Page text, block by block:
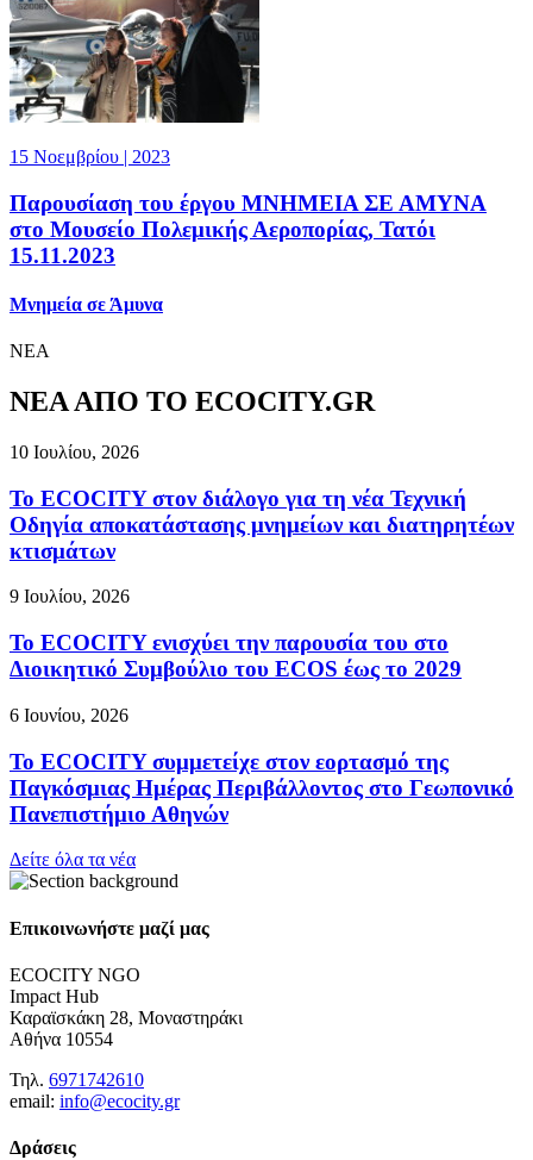
15 Νοεμβρίου | 2023
Παρουσίαση του έργου ΜΝΗΜΕΙΑ ΣΕ ΑΜΥΝΑ
στο Μουσείο Πολεμικής Αεροπορίας, Τατόι
15.11.2023
Μνημεία σε Άμυνα
ΝΕΑ
ΝΕΑ ΑΠΟ ΤΟ ECOCITY.GR
10 Ιουλίου, 2026
Το ECOCITY στον διάλογο για τη νέα Τεχνική
Οδηγία αποκατάστασης μνημείων και διατηρητέων
κτισμάτων
9 Ιουλίου, 2026
Το ECOCITY ενισχύει την παρουσία του στο
Διοικητικό Συμβούλιο του ECOS έως το 2029
6 Ιουνίου, 2026
Το ECOCITY συμμετείχε στον εορτασμό της
Παγκόσμιας Ημέρας Περιβάλλοντος στο Γεωπονικό
Πανεπιστήμιο Αθηνών
Δείτε όλα τα νέα
Επικοινωνήστε μαζί μας
ECOCITY NGO
Impact Hub
Καραϊσκάκη 28, Μοναστηράκι
Αθήνα 10554
Τηλ. 6971742610
email: info@ecocity.gr
Δράσεις